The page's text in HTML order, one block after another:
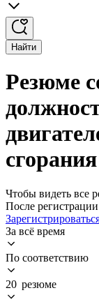
Найти
Резюме
Чтобы видеть все
После
За всё время
По соответствию
20 резюме